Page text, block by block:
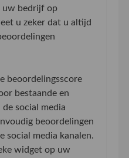
uw bedrijf op
u zeker dat u altijd
beoordelingsscore
bestaande en
social media
beoordelingen
social media kanalen.
widget op uw